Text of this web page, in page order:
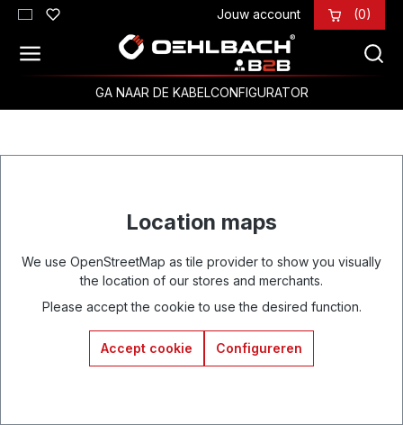
Ga naar de hoofdinhoud Jouw account (0)
GA NAAR DE KABELCONFIGURATOR
Location maps
We use OpenStreetMap as tile provider to show you visually
the location of our stores and merchants.
Please accept the cookie to use the desired function.
Accept cookie Configureren